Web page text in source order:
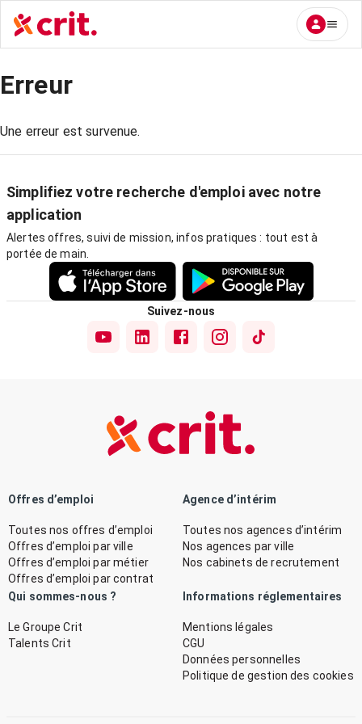
Erreur
Une erreur est survenue.
Simplifiez votre recherche d'emploi avec notre
application
Alertes offres, suivi de mission, infos pratiques : tout est à
portée de main.
Suivez-nous
Offres d’emploi
Toutes nos offres d’emploi
Offres d’emploi par ville
Offres d’emploi par métier
Offres d’emploi par contrat
Agence d’intérim
Toutes nos agences d’intérim
Nos agences par ville
Nos cabinets de recrutement
Qui sommes-nous ?
Le Groupe Crit
Talents Crit
Informations réglementaires
Mentions légales
CGU
Données personnelles
Politique de gestion des cookies